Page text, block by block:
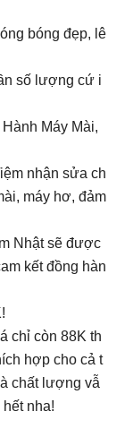
bóng đẹp, lê
số lượng cứ i
Máy Mài,
nhận sửa ch
máy hơ, đảm
Nhật sẽ được
kết đồng hàn
chỉ còn 88K th
hợp cho cả t
chất lượng vẫ
nha!